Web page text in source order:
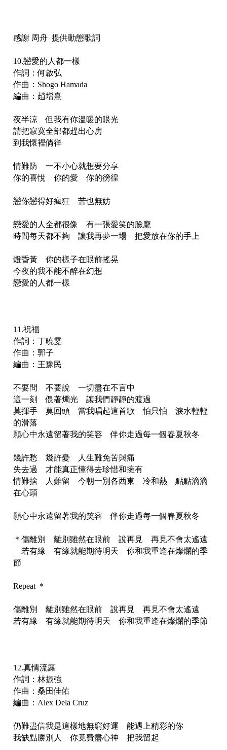
感謝 周舟 提供動態歌詞
10.戀愛的人都一樣
作詞：何啟弘
作曲：Shogo Hamada
編曲：趙增熹
夜半涼 但我有你溫暖的眼光
請把寂寞全部都趕出心房
到我懷裡倘徉
情難防 一不小心就想要分享
你的喜悅 你的愛 你的徬徨
戀你戀得好瘋狂 苦也無妨
戀愛的人全都很像 有一張愛笑的臉龐
時間每天都不夠 讓我再夢一場 把愛放在你的手上
燈昏黃 你的樣子在眼前搖晃
今夜的我不能不醉在幻想
戀愛的人都一樣
11.祝福
作詞：丁曉雯
作曲：郭子
編曲：王豫民
不要問 不要說 一切盡在不言中
這一刻 偎著燭光 讓我們靜靜的渡過
莫揮手 莫回頭 當我唱起這首歌 怕只怕 淚水輕輕
的滑落
願心中永遠留著我的笑容 伴你走過每一個春夏秋冬
幾許愁 幾許憂 人生難免苦與痛
失去過 才能真正懂得去珍惜和擁有
情難捨 人難留 今朝一別各西東 冷和熱 點點滴滴
在心頭
願心中永遠留著我的笑容 伴你走過每一個春夏秋冬
＊傷離別 離別雖然在眼前 說再見 再見不會太遙遠
若有緣 有緣就能期待明天 你和我重逢在燦爛的季
節
Repeat ＊
傷離別 離別雖然在眼前 說再見 再見不會太遙遠
若有緣 有緣就能期待明天 你和我重逢在燦爛的季節
12.真情流露
作詞：林振強
作曲：桑田佳佑
編曲：Alex Dela Cruz
仍難盡信我是這樣地無窮好運 能遇上精彩的你
我缺點勝別人 你竟費盡心神 把我留起